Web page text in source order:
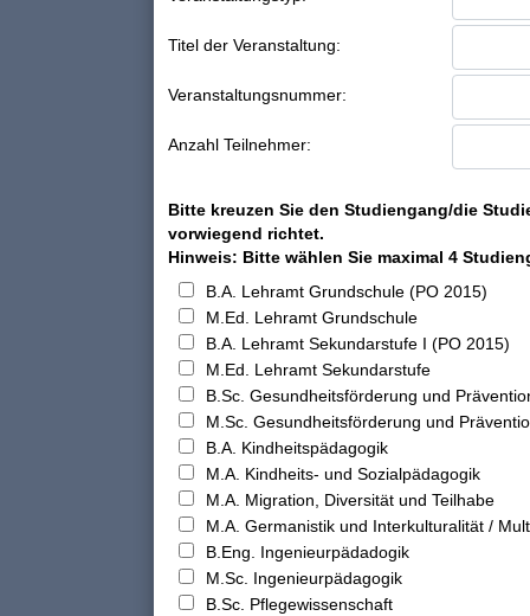
Titel der Veranstaltung:
Veranstaltungsnummer:
Anzahl Teilnehmer:
Bitte kreuzen Sie den Studiengang/die
vorwiegend richtet.
Hinweis: Bitte wählen Sie maximal 4
B.A. Lehramt Grundschule (PO 2015)
M.Ed. Lehramt Grundschule
B.A. Lehramt Sekundarstufe I (PO 2015)
M.Ed. Lehramt Sekundarstufe
B.Sc. Gesundheitsförderung und
M.Sc. Gesundheitsförderung und
B.A. Kindheitspädagogik
M.A. Kindheits- und Sozialpädagogik
M.A. Migration, Diversität und Teilhabe
M.A. Germanistik und Interkulturalität /
B.Eng. Ingenieurpädadogik
M.Sc. Ingenieurpädagogik
B.Sc. Pflegewissenschaft